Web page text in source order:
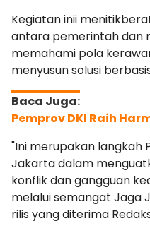
Kegiatan inii
antara pemerintah dan
memahami pola
menyusun solusi
Pemprov DKI Raih
"Ini merupakan langkah
Jakarta dalam
konflik dan gangguan
melalui semangat Jaga
rilis yang diterima